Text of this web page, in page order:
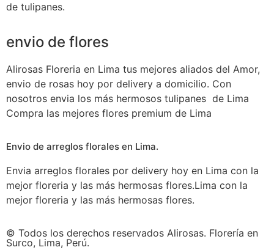
de tulipanes.
envio de flores
Alirosas Floreria en Lima tus mejores aliados del Amor,
envio de rosas hoy por delivery a domicilio. Con
nosotros envia los más hermosos tulipanes de Lima
Compra las mejores flores premium de Lima
Envio de arreglos florales en Lima.
Envia arreglos florales por delivery hoy en Lima con la
mejor floreria y las más hermosas flores.Lima con la
mejor floreria y las más hermosas flores.
© Todos los derechos reservados Alirosas. Florería en
Surco, Lima, Perú.